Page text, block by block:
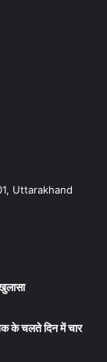
Uttarakhand
के चलते दिन में चार